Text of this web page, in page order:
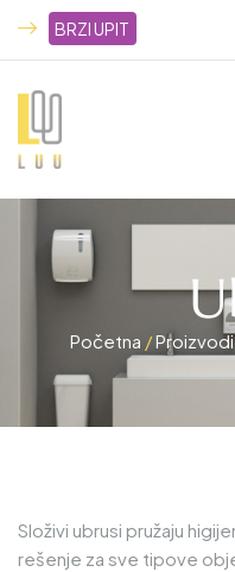
BRZI UPIT
Početna /Proizvodi
Složivi ubrusi pružaju
rešenje za sve tipove